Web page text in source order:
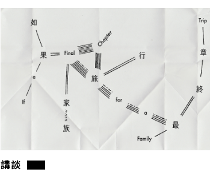
講談